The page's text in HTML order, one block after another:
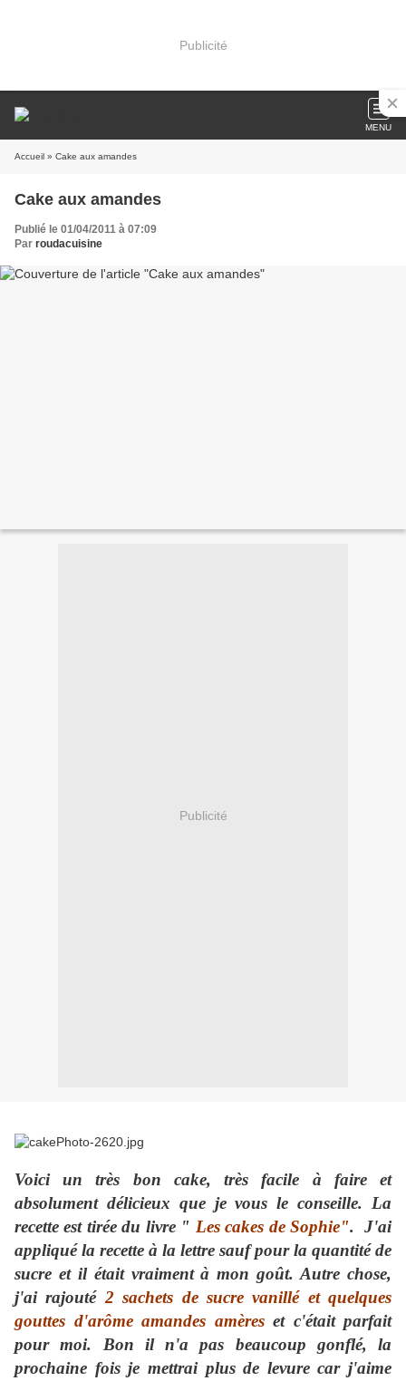
Publicité
MENU
Accueil » Cake aux amandes
Cake aux amandes
Publié le 01/04/2011 à 07:09
Par roudacuisine
Publicité
Voici un très bon cake, très facile à faire et
absolument délicieux que je vous le conseille. La
recette est tirée du livre " Les cakes de Sophie". J'ai
appliqué la recette à la lettre sauf pour la quantité de
sucre et il était vraiment à mon goût. Autre chose,
j'ai rajouté 2 sachets de sucre vanillé et quelques
gouttes d'arôme amandes amèreset c'était parfait
pour moi. Bon il n'a pas beaucoup gonflé, la
prochaine fois je mettrai plus de levure car j'aime